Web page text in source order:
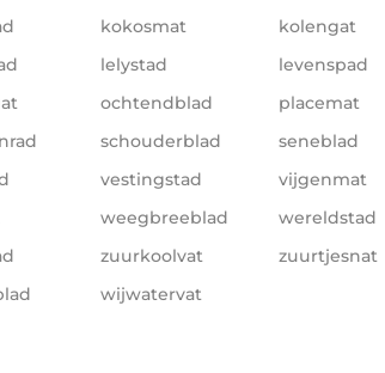
kokosmat
kolengat
lelystad
levenspad
ochtendblad
placemat
schouderblad
seneblad
vestingstad
vijgenmat
weegbreeblad
wereldstad
zuurkoolvat
zuurtjesnat
wijwatervat